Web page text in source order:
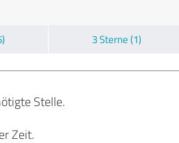
3 Sterne (1)
Stelle.
Zeit.